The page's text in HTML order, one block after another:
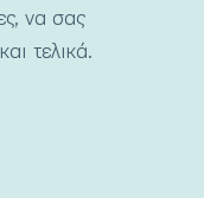
να σας
τελικά.